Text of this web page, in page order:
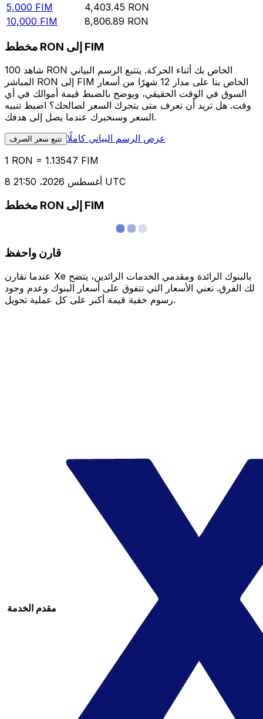
5,000 FIM 4,403.45 RON
10,000 FIM 8,806.89 RON
مخطط RON إلى FIM
شاهد 100 RON الخاص بك أثناء الحركة. يتتبع الرسم البياني
المباشر RON إلى FIM الخاص بنا على مدار 12 شهرًا من أسعار
السوق في الوقت الحقيقي، ويوضح بالضبط قيمة أموالك في أي
وقت. هل تريد أن تعرف متى يتحرك السعر لصالحك؟ اضبط تنبيه
السعر وسنخبرك عندما يصل إلى هدفك.
تتبع سعر الصرف عرض الرسم البياني كاملًا
1 RON = 1.13547 FIM
8 أغسطس 2026، 21:50 UTC
مخطط RON إلى FIM
قارن واحفظ
عندما تقارن Xe بالبنوك الرائدة ومقدمي الخدمات الرائدين، يتضح
لك الفرق. تعني الأسعار التي تتفوق على أسعار البنوك وعدم وجود
رسوم خفية قيمة أكبر على كل عملية تحويل.
مقدم الخدمة